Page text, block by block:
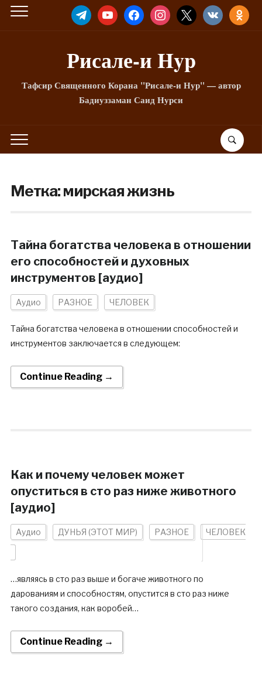
TELEGRAMYOUTUBEFACEBOOKINSTAGRAM
X VKONTAKTE
Рисале-и Hyp
Тафсир Священного Корана "Рисале-и Нур" — автор
Бадиуззаман Саид Нурси
Метка:мирская жизнь
Тайна богатства человека в отношении
его способностей и духовных
инструментов [аудио]
Аудио РАЗНОЕ ЧЕЛОВЕК
Тайна богатства человека в отношении способностей и
инструментов заключается в следующем:
Continue Reading →
Как и почему человек может
опуститься в сто раз ниже животного
[аудио]
Аудио ДУНЬЯ (ЭТОТ МИР) РАЗНОЕ ЧЕЛОВЕК
…являясь в сто раз выше и богаче животного по
дарованиям и способностям, опустится в сто раз ниже
такого создания, как воробей…
Continue Reading →